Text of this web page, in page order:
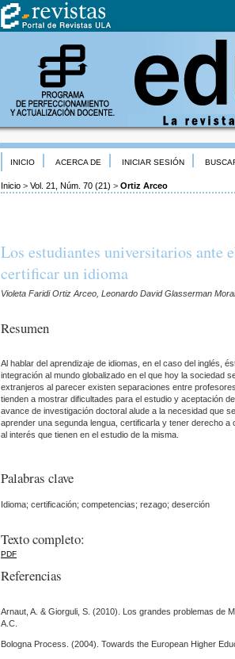
INICIO ACERCA DE INICIAR SESIÓN
Inicio > Vol. 21, Núm. 70 (21) > Ortiz Arceo
Los estudiantes universitarios ante
certificar un idioma
Violeta Faridi Ortiz Arceo, Leonardo David Glasserman
Resumen
Al hablar del aprendizaje de idiomas, en el caso del inglés,
integración al mundo globalizado en el que hoy la sociedad
extranjeros al parecer existen separaciones entre
tienden a mostrar dificultades para el estudio y aceptación
avance de investigación doctoral alude a la necesidad que
aprender una segunda lengua, certificarla y tener derecho
al interés que tienen en el estudio de la misma.
Palabras clave
Idioma; certificación; competencias; rezago; deserción
Texto completo:
PDF
Referencias
Arnaut, A. & Giorguli, S. (2010). Los grandes problemas de
A.C.
Bologna Process. (2004). Towards the European Higher